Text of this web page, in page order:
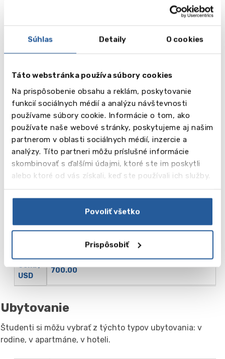
Súhlas Detaily O cookies
Táto webstránka používa súbory cookies
Na prispôsobenie obsahu a reklám, poskytovanie
funkcií sociálnych médií a analýzu návštevnosti
používame súbory cookie. Informácie o tom, ako
používate naše webové stránky, poskytujeme aj našim
partnerom v oblasti sociálnych médií, inzercie a
analýzy. Títo partneri môžu príslušné informácie
skombinovať s ďalšími údajmi, ktoré ste im poskytli
alebo ktoré od vás získali, keď ste používali ich služby.
Povoliť všetko
Prispôsobiť
Titul
Týž.
Cena
, USD
Prípravný kurz TOEFL (17 lekcií x 60 min.+ plus testovacia prax)
700.00
Cena ,
USD
700.00
Ubytovanie
Študenti si môžu vybrať z týchto typov ubytovania: v
rodine, v apartmáne, v hoteli.